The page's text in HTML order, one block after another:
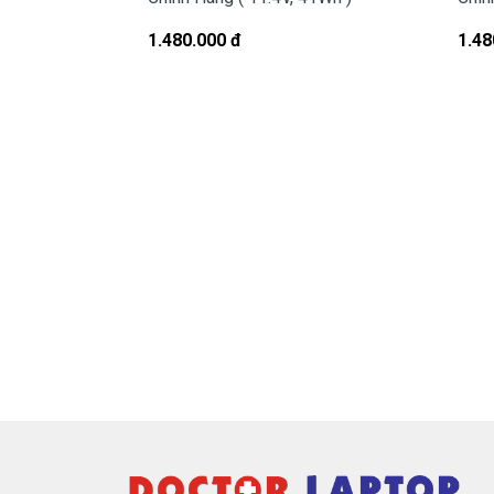
- Nguyên nhân do chúng ta sài
nào.
1.480.000 đ